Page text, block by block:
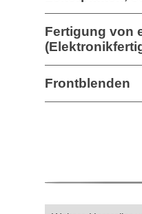
Fertigung von
Frontblenden